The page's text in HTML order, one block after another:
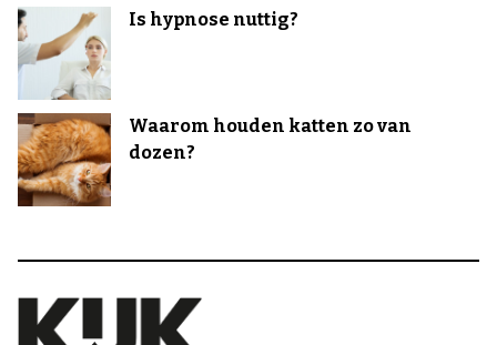
Is hypnose nuttig?
Waarom houden katten zo van
dozen?